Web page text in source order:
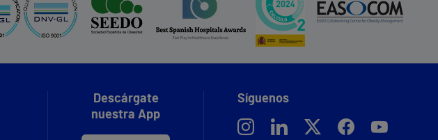
Descárgate
nuestra App
Síguenos